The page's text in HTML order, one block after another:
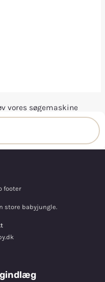
vores søgemaskine
store babyjungle.